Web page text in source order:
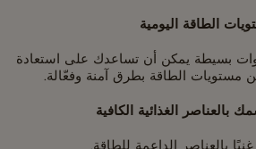
بسيطة يمكن أن تساعدك على استعادة
مستويات الطاقة بطرق آمنة وفعّالة.
غنيًا بالعناصر الداعمة للطاقة.